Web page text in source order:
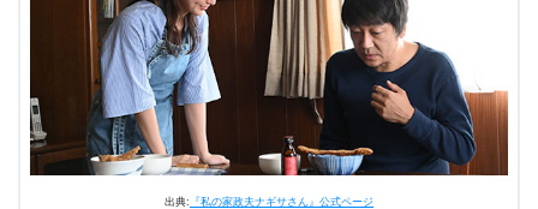
出典: 『私の家政夫ナギサさん』公式ページ